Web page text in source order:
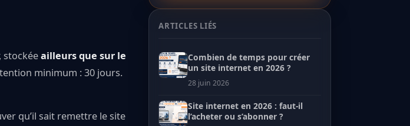
stockéeailleurs que sur le
minimum : 30 jours.
qu’il sait remettre le site
ARTICLES LIÉS
Combien de temps pour créer
un site internet en 2026 ?
28 juin 2026
Site internet en 2026 : faut-il
l’acheter ou s’abonner ?